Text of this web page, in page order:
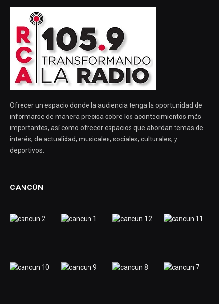
Ofrecer un espacio donde la audiencia tenga la oportunidad de
informarse de manera precisa sobre los acontecimientos más
importantes, así como ofrecer espacios que abordan temas de
interés, de actualidad, musicales, sociales, culturales, y
deportivos.
CANCÚN